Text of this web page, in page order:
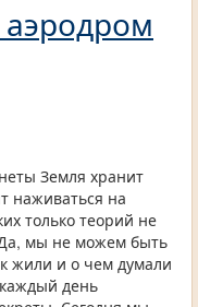
Земля хранит
наживаться на
только теорий не
Да, мы не можем быть
жили и о чем думали
день